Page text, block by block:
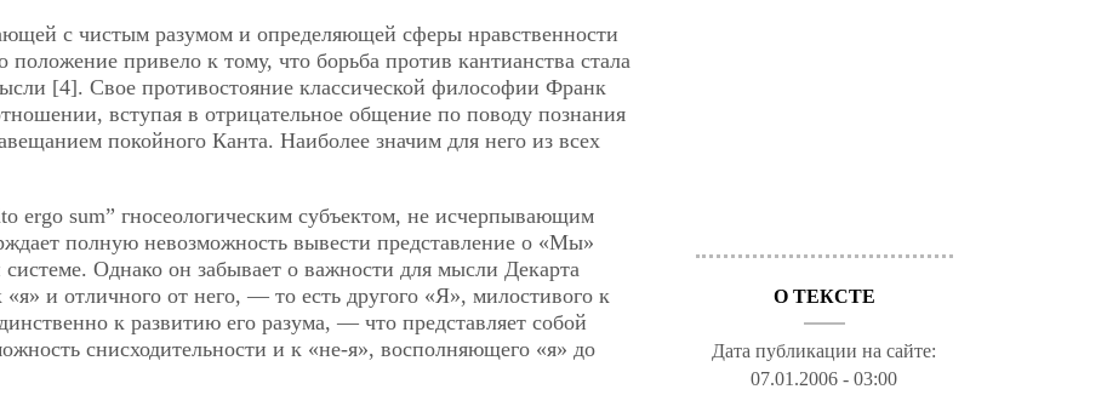
с чистым разумом и определяющей сферы нравственности
привело к тому, что борьба против кантианства стала
[4]. Свое противостояние классической философии Франк
вступая в отрицательное общение по поводу познания
покойного Канта. Наиболее значим для него из всех
ergo sum” гносеологическим субъектом, не исчерпывающим
полную невозможность вывести представление о «Мы»
Однако он забывает о важности для мысли Декарта
и отличного от него, — то есть другого «Я», милостивого к
к развитию его разума, — что представляет собой
снисходительности и к «не-я», восполняющего «я» до
О ТЕКСТЕ
Дата публикации на сайте:
07.01.2006 - 03:00